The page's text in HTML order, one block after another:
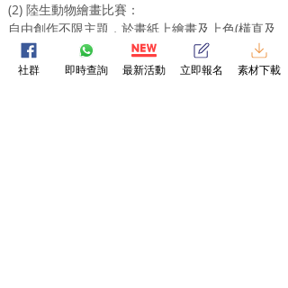
(2) 陸生動物繪畫比賽：
自由創作不限主題，於畫紙上繪畫及上色(橫直及
工具不限) ，尺寸不少於A4及大於A3，不接受電
腦繪圖及上色。
社群 即時查詢 最新活動 立即報名 素材下載